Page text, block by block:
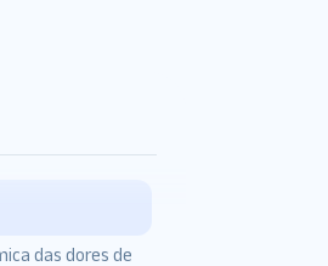
das dores de